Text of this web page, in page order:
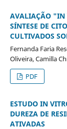
AVALIAÇÃO "IN
SÍNTESE DE
CULTIVADOS
Fernanda Faria
Oliveira, Camilla
PDF
ESTUDO IN
DUREZA DE
ATIVADAS